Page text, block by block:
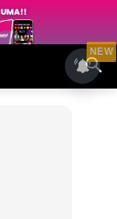
NEW